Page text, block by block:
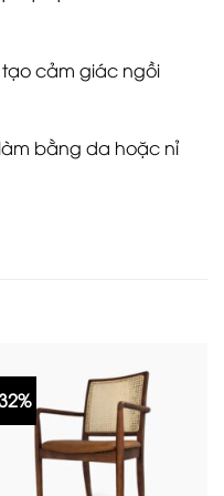
cảm giác ngồi
bằng da hoặc nỉ